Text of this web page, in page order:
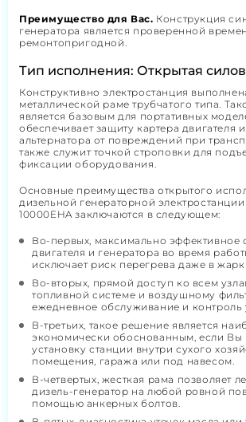
Преимущество для Вас. Конструкция
генератора является проверенной
ремонтопригодной.
Тип исполнения: Открытая
Конструктивно электростанция
металлической раме трубчатого типа.
является базовым для портативных
обеспечивает защиту картера двигателя
альтернатора от повреждений при
также служит точкой строповки для
фиксации оборудования.
Основные преимущества открытого
дизельной генераторной электростанции
10000EHA заключаются в следующем:
Во-первых, максимально эффективное
двигателя и генератора во время
исключает риск перегрева даже в
Во-вторых, прямой доступ ко всем
топливной системе и воздушному
ежедневное обслуживание и контроль
В-третьих, такое решение является
экономически обоснованным, если Вы
установку станции внутри сухого
помещения, гаража или под навесом.
В-четвертых, жесткая рама позволяет
дизель-генератор на любой ровной
помощью анкерных болтов.